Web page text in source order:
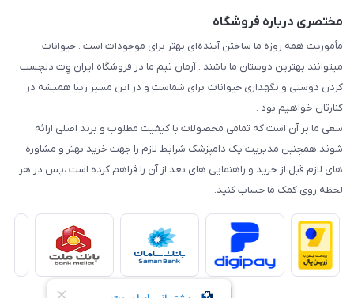
مختصری درباره فروشگاه
مأموریت همه روزه ما ساختن آینده‌ای بهتر برای موجودات است . حیوانات
میتوانند بهترین دوستان ما باشند . آرمان تیم ما در فروشگاه ایران وِت دلچسب
کردن دوستی و نگهداری حیوانات برای شماست و در این مسیر زیبا همیشه در
کنارتان خواهیم بود .
سعی ما بر آن است که تمامی محصولات با کیفیت مطلوب و برند اصلی ارائه
شوند،همچنین مدیریت یک دامپزشک شرایط لازم را جهت خرید بهتر و مشاوره
های لازم قبل از خرید و راهنمایی های بعد از آن را فراهم کرده است ،پس در هر
لحظه روی کمک ما حساب کنید.